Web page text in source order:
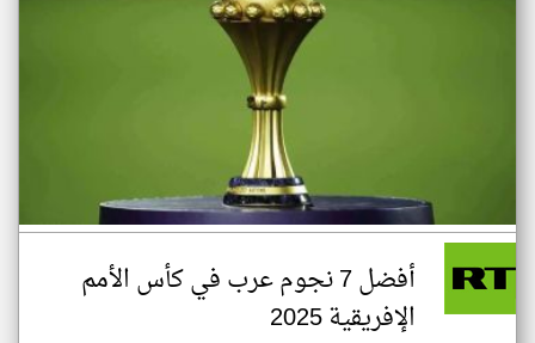
أفضل 7 نجوم عرب في كأس الأمم
الإفريقية 2025